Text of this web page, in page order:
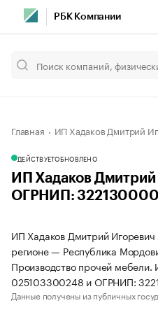
РБК Компании
Главная ИП Хадаков Дмитрий
ДЕЙСТВУЕТОБНОВЛЕНО
ИП Хадаков
ОГРНИП:
ИП Хадаков Дмитрий Игоревич
регионе — Республика
Производство прочей
025103300248 и ОГРНИП:
Данные получены из публичных